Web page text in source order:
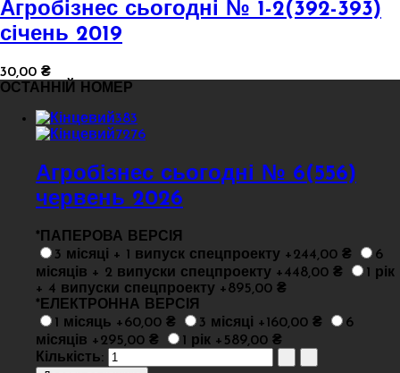
Агробізнес сьогодні № 1-2(392-393)
січень 2019
30,00 ₴
ОСТАННІЙ НОМЕР
Агробізнес сьогодні № 6(556)
червень 2026
* ПАПЕРОВА ВЕРСІЯ
3 місяці + 1 випуск спецпроекту +244,00 ₴
6
місяців + 2 випуски спецпроекту +448,00 ₴
1 рік
+ 4 випуски спецпроекту +895,00 ₴
* ЕЛЕКТРОННА ВЕРСІЯ
1 місяць +60,00 ₴
3 місяці +160,00 ₴
6
місяців +295,00 ₴
1 рік +589,00 ₴
Кількість: